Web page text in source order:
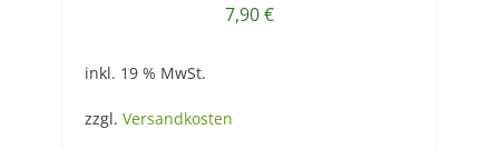
7,90€
inkl. 19 % MwSt.
zzgl. Versandkosten